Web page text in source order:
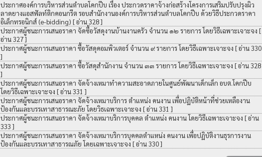
ประกาศองค์การบริหารส่วนตำบลโคกปีบ เรื่อง ประกวดราคาจ้างก่อสร้างโครงการเสริมปรับปรุงผิว
ลาดยางแอสฟัลท์ติกคอนกรีต รอบสำนักงานองค์การบริหารส่วนตำบลโคกปีบ ด้วยวิธีประกวดราคา
อิเล็กทรอนิกส์ (e-bidding) [ อ่าน 328 ]
ประกาศผู้ชนะการเสนอราคา จัดซื้อวัสดุงานบ้านงานครัว จำนวน ๑๒ รายการ โดยวิธีเฉพาะเจาะจง [
อ่าน 327 ]
ประกาศผู้ชนะการเสนอราคา ซื้อวัสดุคอมพิวเตอร์ จำนวน ๙ รายการ โดยวิธีเฉพาะเจาะจง [ อ่าน 330
]
ประกาศผู้ชนะการเสนอราคา ซื้อวัสดุสำนักงาน จำนวน ๓๓ รายการ โดยวิธีเฉพาะเจาะจง [ อ่าน 328
]
ประกาศผู้ชนะการเสนอราคา จัดจ้างเหมาทำความสะอาดภายในศูนย์พัฒนาเด็กเล็ก อบต.โคกปีบ
โดยวิธีเฉพาะเจาะจง [ อ่าน 331 ]
ประกาศผู้ชนะการเสนอราคา จัดจ้างเหมาบริการ ตำแหน่ง คนงาน เพื่อปฏิบัติหน้าที่ช่วยเหลืองาน
ป้องกันและบรรเทาสาธารณะภัย โดยวิธเฉพาะเจาะจง [ อ่าน 331 ]
ประกาศผู้ชนะการเสนอราคา จัดจ้างเหมาบริการบุคคล ตำแหน่ง คนงาน โดยวิธีเฉพาะเจาะจง [ อ่าน
333 ]
ประกาศผู้ชนะการเสนอราคา จัดจ้างเหมาบริการบุคคลตำแหน่ง คนงาน เพื่อปฏิบัติงานธุรการงาน
ป้องกันและบรรเทาสาธารณภัย โดยเฉพาะเจาะจง [ อ่าน 330 ]